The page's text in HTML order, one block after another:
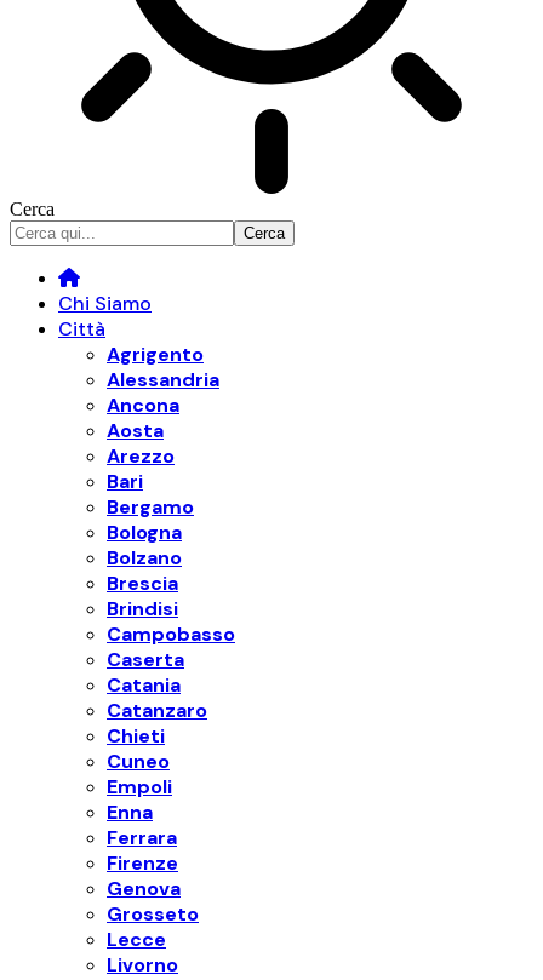
Cerca
Chi Siamo
Città
Agrigento
Alessandria
Ancona
Aosta
Arezzo
Bari
Bergamo
Bologna
Bolzano
Brescia
Brindisi
Campobasso
Caserta
Catania
Catanzaro
Chieti
Cuneo
Empoli
Enna
Ferrara
Firenze
Genova
Grosseto
Lecce
Livorno